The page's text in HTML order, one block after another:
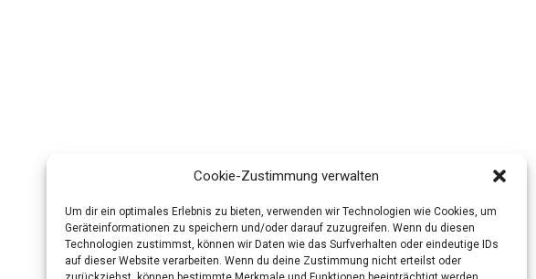
Cookie-Zustimmung verwalten
Um dir ein optimales Erlebnis zu bieten, verwenden wir Technologien wie Cookies, um
Geräteinformationen zu speichern und/oder darauf zuzugreifen. Wenn du diesen
Technologien zustimmst, können wir Daten wie das Surfverhalten oder eindeutige IDs
auf dieser Website verarbeiten. Wenn du deine Zustimmung nicht erteilst oder